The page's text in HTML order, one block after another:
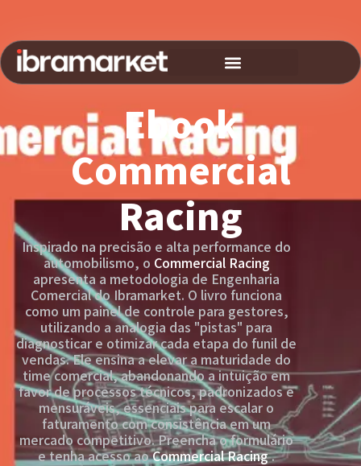
Ebook
Commercial
Racing
Inspirado na precisão e alta performance do
automobilismo, o Commercial Racing
apresenta a metodologia de Engenharia
Comercial do Ibramarket. O livro funciona
como um painel de controle para gestores,
utilizando a analogia das "pistas" para
diagnosticar e otimizar cada etapa do funil de
vendas. Ele ensina a elevar a maturidade do
time comercial, abandonando a intuição em
favor de processos técnicos, padronizados e
mensuráveis, essenciais para escalar o
faturamento com consistência em um
mercado competitivo. Preencha o formulário
e tenha acesso aoCommercial Racing.